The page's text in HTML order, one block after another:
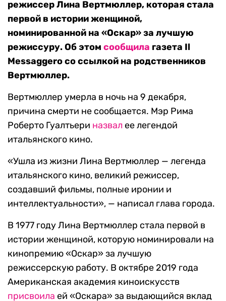
режиссер Лина Вертмюллер, которая стала
первой в истории женщиной,
номинированной на «Оскар» за лучшую
режиссуру. Об этом сообщила газета Il
Messaggero со ссылкой на родственников
Вертмюллер.
Вертмюллер умерла в ночь на 9 декабря,
причина смерти не сообщается. Мэр Рима
Роберто Гуалтьери назвал ее легендой
итальянского кино.
«Ушла из жизни Лина Вертмюллер — легенда
итальянского кино, великий режиссер,
создавший фильмы, полные иронии и
интеллектуальности», — написал глава города.
В 1977 году Лина Вертмюллер стала первой в
истории женщиной, которую номинировали на
кинопремию «Оскар» за лучшую
режиссерскую работу. В октябре 2019 года
Американская академия киноискусств
присвоила ей «Оскара» за выдающийся вклад